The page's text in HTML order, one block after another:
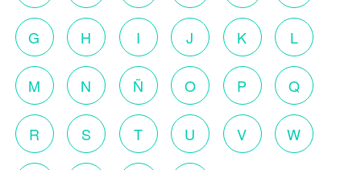
G H I J K L
M N Ñ O P Q
R S T U V W